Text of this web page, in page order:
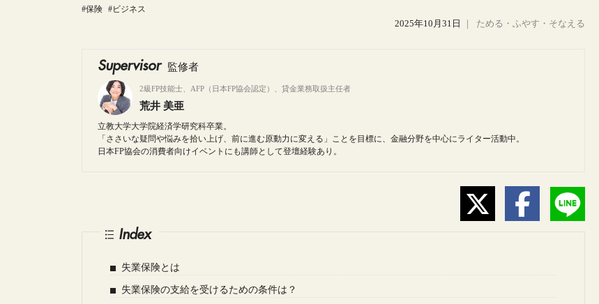
#保険 #ビジネス
2025年10月31日 ためる・ふやす・そなえる
Supervisor 監修者
2級FP技能士、AFP（日本FP協会認定）、貸金業務取扱主任者
荒井 美亜
立教大学大学院経済学研究科卒業。
「ささいな疑問や悩みを拾い上げ、前に進む原動力に変える」ことを目標に、金融分野を中心にライター活動中。
日本FP協会の消費者向けイベントにも講師として登壇経験あり。
Index
失業保険とは
失業保険の支給を受けるための条件は？